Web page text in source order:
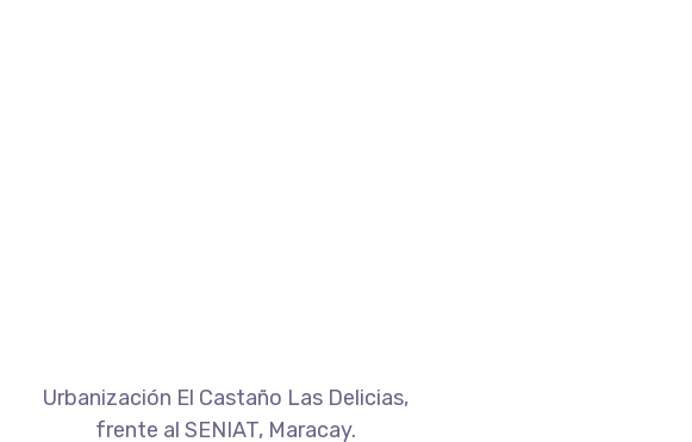
Urbanización El Castaño Las Delicias,
frente al SENIAT, Maracay.